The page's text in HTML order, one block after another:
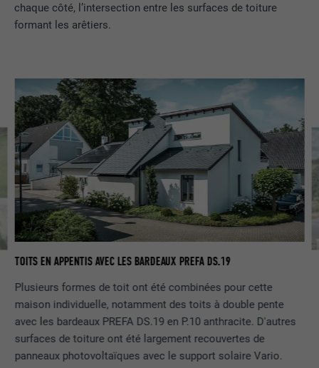
chaque côté, l’intersection entre les surfaces de toiture
formant les arêtiers.
TOITS EN APPENTIS AVEC LES BARDEAUX PREFA DS.19
Plusieurs formes de toit ont été combinées pour cette
maison individuelle, notamment des toits à double pente
avec les bardeaux PREFA DS.19 en P.10 anthracite. D'autres
surfaces de toiture ont été largement recouvertes de
panneaux photovoltaïques avec le support solaire Vario.
EXPIRATION 2 ans
UTILITÉ
Utilisé par le service de réseau social
LinkedIn pour suivre l'utilisation de
services intégrés
NOM UserMatchHistory
EXPIRATION 29 jours
UTILITÉ
Est utilisé pour suivre l'utilisateur sur
la publicité adaptée aux préférences de
l'utilisateur.